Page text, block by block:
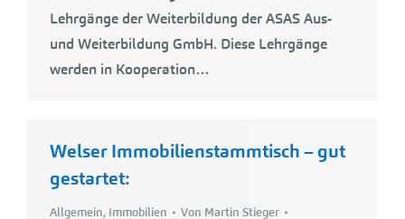
Lehrgänge der Weiterbildung der ASAS Aus-
und Weiterbildung GmbH. Diese Lehrgänge
werden in Kooperation…
Welser Immobilienstammtisch – gut
gestartet:
Allgemein, Immobilien Von Martin Stieger